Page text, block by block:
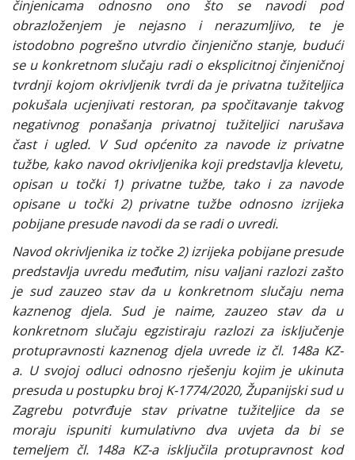
činjenicama odnosno ono što se navodi pod
obrazloženjem je nejasno i nerazumljivo, te je
istodobno pogrešno utvrdio činjenično stanje, budući
se u konkretnom slučaju radi o eksplicitnoj činjeničnoj
tvrdnji kojom okrivljenik tvrdi da je privatna tužiteljica
pokušala ucjenjivati restoran, pa spočitavanje takvog
negativnog ponašanja privatnoj tužiteljici narušava
čast i ugled. V Sud općenito za navode iz privatne
tužbe, kako navod okrivljenika koji predstavlja klevetu,
opisan u točki 1) privatne tužbe, tako i za navode
opisane u točki 2) privatne tužbe odnosno izrijeka
pobijane presude navodi da se radi o uvredi.
Navod okrivljenika iz točke 2) izrijeka pobijane presude
predstavlja uvredu međutim, nisu valjani razlozi zašto
je sud zauzeo stav da u konkretnom slučaju nema
kaznenog djela. Sud je naime, zauzeo stav da u
konkretnom slučaju egzistiraju razlozi za isključenje
protupravnosti kaznenog djela uvrede iz čl. 148a KZ-
a. U svojoj odluci odnosno rješenju kojim je ukinuta
presuda u postupku broj K-1774/2020, Županijski sud u
Zagrebu potvrđuje stav privatne tužiteljice da se
moraju ispuniti kumulativno dva uvjeta da bi se
temeljem čl. 148a KZ-a isključila protupravnost kod